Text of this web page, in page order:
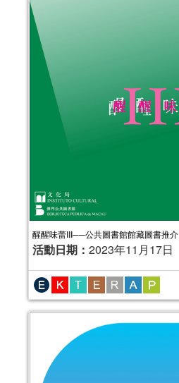
醒醒味蕾III──公共圖書館館藏圖書推介
活動日期： 2023年11月17日